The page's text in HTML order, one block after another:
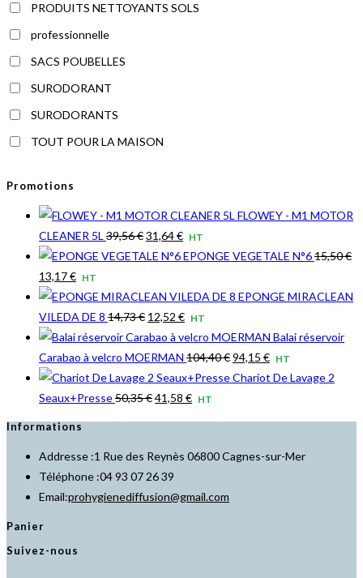
PRODUITS NETTOYANTS SOLS
professionnelle
SACS POUBELLES
SURODORANT
SURODORANTS
TOUT POUR LA MAISON
Promotions
FLOWEY - M1 MOTOR
CLEANER 5L 39,56€Le
prix
était :
39,56 €.
31,64€Le
prix
est :
31,64 €.
HT
EPONGE VEGETALE N°615,50€
Le
prix
initial
était :
15,50 €.
13,17€Le
prix
actuel
est :
13,17 €.
HT
EPONGE MIRACLEAN
VILEDA DE 8 14,73€ Le
prix
initial
était :
14,73 €.
12,52 €Le
prix
actuel
est :
12,52 €.
HT
Balai réservoir
Carabao à velcro MOERMAN 104,40€Le
prix
94,15 €Le
prix
HT
Chariot De Lavage 2
Seaux+Presse50,35€Le
était :
50,35 €.
41,58 €Le
est :
HT
Informations
Addresse :1 Rue des Reynès 06800 Cagnes-sur-Mer
Téléphone :04 93 07 26 39
Email:prohygienediffusion@gmail.com
Panier
Suivez-nous